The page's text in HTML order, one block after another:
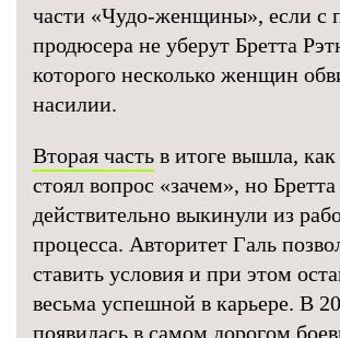
части «Чудо-женщины», если с
продюсера не уберут Бретта
которого несколько женщин
насилии.
Вторая часть в итоге вышла,
стоял вопрос «зачем», но
действительно выкинули из
процесса. Авторитет Галь
ставить условия и при этом
весьма успешной в карьере. В
появилась в самом дорогом